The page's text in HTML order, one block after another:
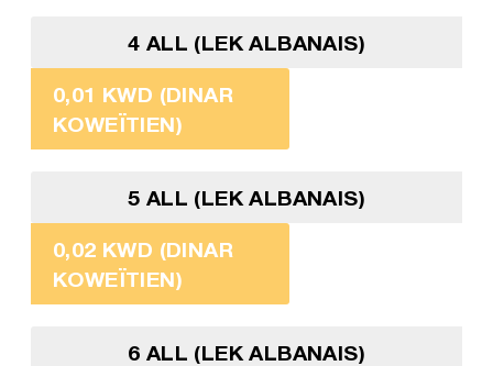
4 ALL (LEK ALBANAIS)
0,01 KWD (DINAR
KOWEÏTIEN)
5 ALL (LEK ALBANAIS)
0,02 KWD (DINAR
KOWEÏTIEN)
6 ALL (LEK ALBANAIS)